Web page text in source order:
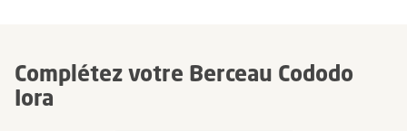
Complétez votre Berceau Cododo
Iora